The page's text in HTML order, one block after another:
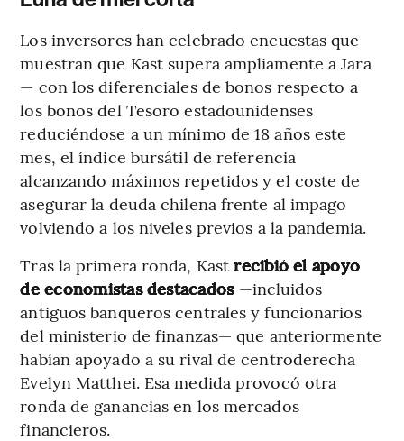
Los inversores han celebrado encuestas que
muestran que Kast supera ampliamente a Jara
— con los diferenciales de bonos respecto a
los bonos del Tesoro estadounidenses
reduciéndose a un mínimo de 18 años este
mes, el índice bursátil de referencia
alcanzando máximos repetidos y el coste de
asegurar la deuda chilena frente al impago
volviendo a los niveles previos a la pandemia.
Tras la primera ronda, Kast recibió el apoyo
de economistas destacados—incluidos
antiguos banqueros centrales y funcionarios
del ministerio de finanzas— que anteriormente
habían apoyado a su rival de centroderecha
Evelyn Matthei. Esa medida provocó otra
ronda de ganancias en los mercados
financieros.